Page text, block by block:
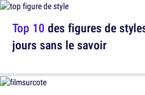
Top 10 des figures de
jours sans le savoir